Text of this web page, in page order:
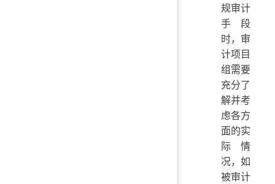
规审计
手段
时，审
计项目
组需要
充分了
解并考
虑各方
面的实
际情
况，如
被审计